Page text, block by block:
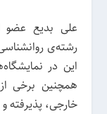
علی بدیع عضو
رشته‌ی
این در
همچنین برخی
خارجی، پذیرفته